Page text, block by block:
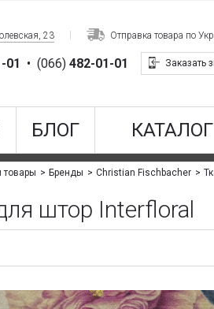
23 Отправка товара по
01 • (066)482-01-01 Заказать
БЛОГ КАТАЛОГ
товары Бренды Christian Fischbacher
штор Interfloral